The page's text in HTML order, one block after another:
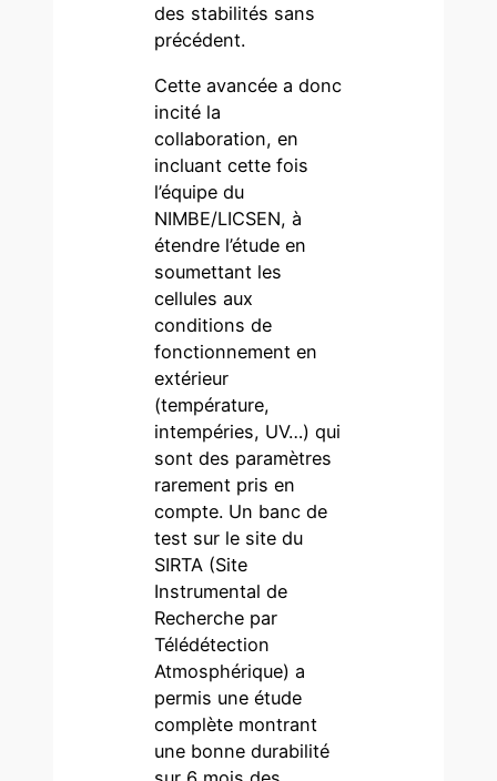
des stabilités sans
précédent.
Cette avancée a donc
incité la
collaboration, en
incluant cette fois
l’équipe du
NIMBE/LICSEN, à
étendre l’étude en
soumettant les
cellules aux
conditions de
fonctionnement en
extérieur
(température,
intempéries, UV…) qui
sont des paramètres
rarement pris en
compte. Un banc de
test sur le site du
SIRTA (Site
Instrumental de
Recherche par
Télédétection
Atmosphérique) a
permis une étude
complète montrant
une bonne durabilité